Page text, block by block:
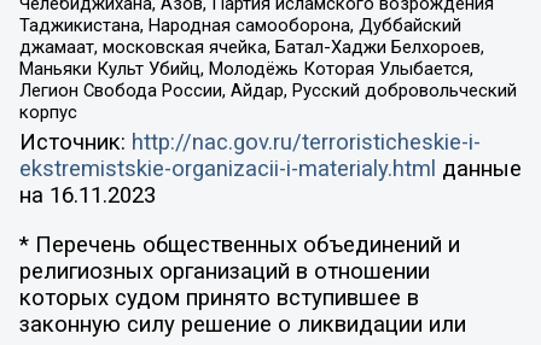
Таджикистана, Народная самооборона, Дуббайский
джамаат, московская ячейка, Батал-Хаджи Белхороев,
Маньяки Культ Убийц, Молодёжь Которая Улыбается,
Легион Свобода России, Айдар, Русский добровольческий
корпус
Источник: http://nac.gov.ru/terroristicheskie-i-
ekstremistskie-organizacii-i-materialy.html данные
на 16.11.2023
* Перечень общественных объединений и
религиозных организаций в отношении
которых судом принято вступившее в
законную силу решение о ликвидации или